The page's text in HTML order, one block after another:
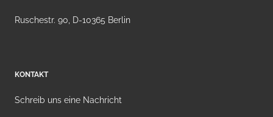
Ruschestr. 90, D-10365 Berlin
KONTAKT
Schreib uns eine Nachricht